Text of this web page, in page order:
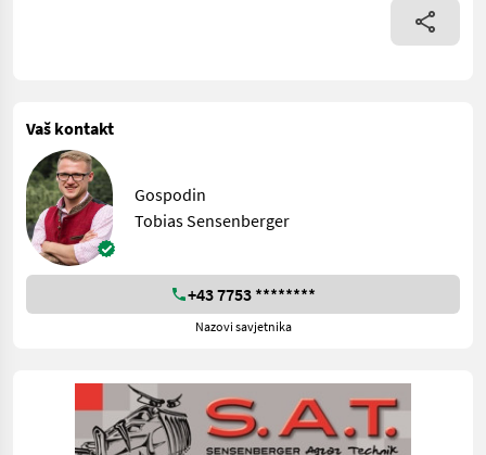
Vaš kontakt
Gospodin
Tobias Sensenberger
+43 7753 ********
Nazovi savjetnika